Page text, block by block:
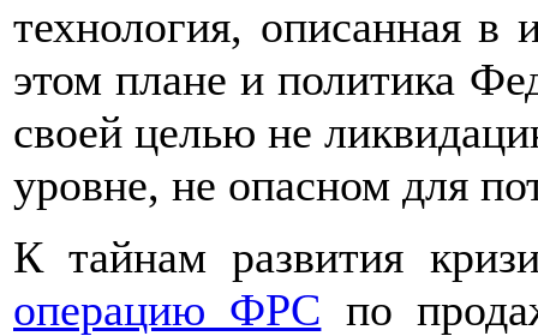
технология, описанная в
этом плане и политика
своей целью не
уровне, не опасном для
К тайнам развития
операцию ФРС по